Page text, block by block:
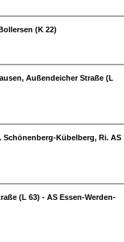
(K 22)
Außendeicher Straße (L
Schönenberg-Kübelberg, Ri. AS
(L 63) - AS Essen-Werden-